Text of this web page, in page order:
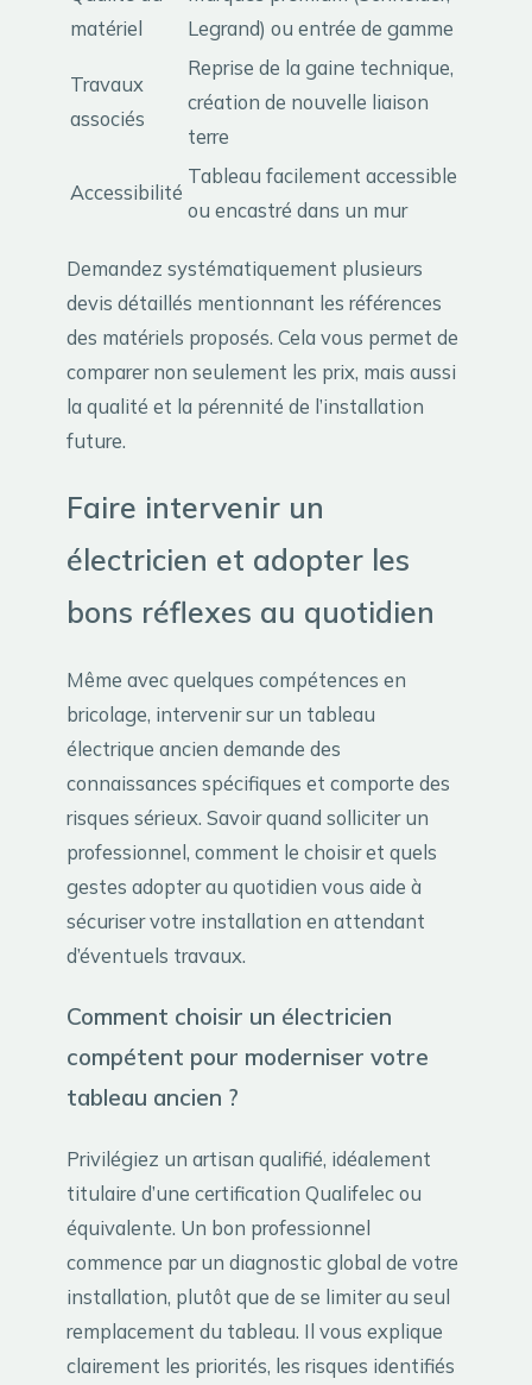
matériel
Legrand) ou entrée de gamme
Travaux
associés
Reprise de la gaine technique,
création de nouvelle liaison
terre
Accessibilité
Tableau facilement accessible
ou encastré dans un mur
Demandez systématiquement plusieurs
devis détaillés mentionnant les références
des matériels proposés. Cela vous permet de
comparer non seulement les prix, mais aussi
la qualité et la pérennité de l’installation
future.
Faire intervenir un
électricien et adopter les
bons réflexes au quotidien
Même avec quelques compétences en
bricolage, intervenir sur un tableau
électrique ancien demande des
connaissances spécifiques et comporte des
risques sérieux. Savoir quand solliciter un
professionnel, comment le choisir et quels
gestes adopter au quotidien vous aide à
sécuriser votre installation en attendant
d’éventuels travaux.
Comment choisir un électricien
compétent pour moderniser votre
tableau ancien ?
Privilégiez un artisan qualifié, idéalement
titulaire d’une certification Qualifelec ou
équivalente. Un bon professionnel
commence par un diagnostic global de votre
installation, plutôt que de se limiter au seul
remplacement du tableau. Il vous explique
clairement les priorités, les risques identifiés